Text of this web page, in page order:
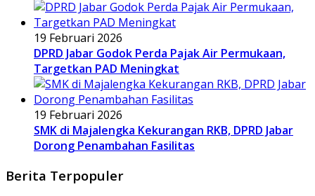
19 Februari 2026
DPRD Jabar Godok Perda Pajak Air Permukaan,
Targetkan PAD Meningkat
19 Februari 2026
SMK di Majalengka Kekurangan RKB, DPRD Jabar
Dorong Penambahan Fasilitas
Berita Terpopuler